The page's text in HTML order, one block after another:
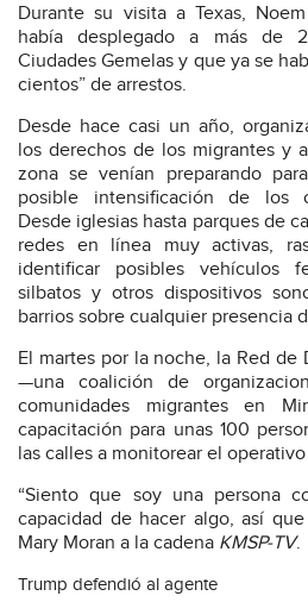
Durante su visita a Texas,
había desplegado a más de
Ciudades Gemelas y que ya se
cientos” de arrestos.
Desde hace casi un año,
los derechos de los migrantes y
zona se venían preparando
posible intensificación de los
Desde iglesias hasta parques de
redes en línea muy activas,
identificar posibles vehículos
silbatos y otros dispositivos
barrios sobre cualquier presencia
El martes por la noche, la Red de
—una coalición de
comunidades migrantes en
capacitación para unas 100
las calles a monitorear el
“Siento que soy una persona
capacidad de hacer algo, así
Mary Moran a la cadena KMSP-TV.
Trump defendió al agente